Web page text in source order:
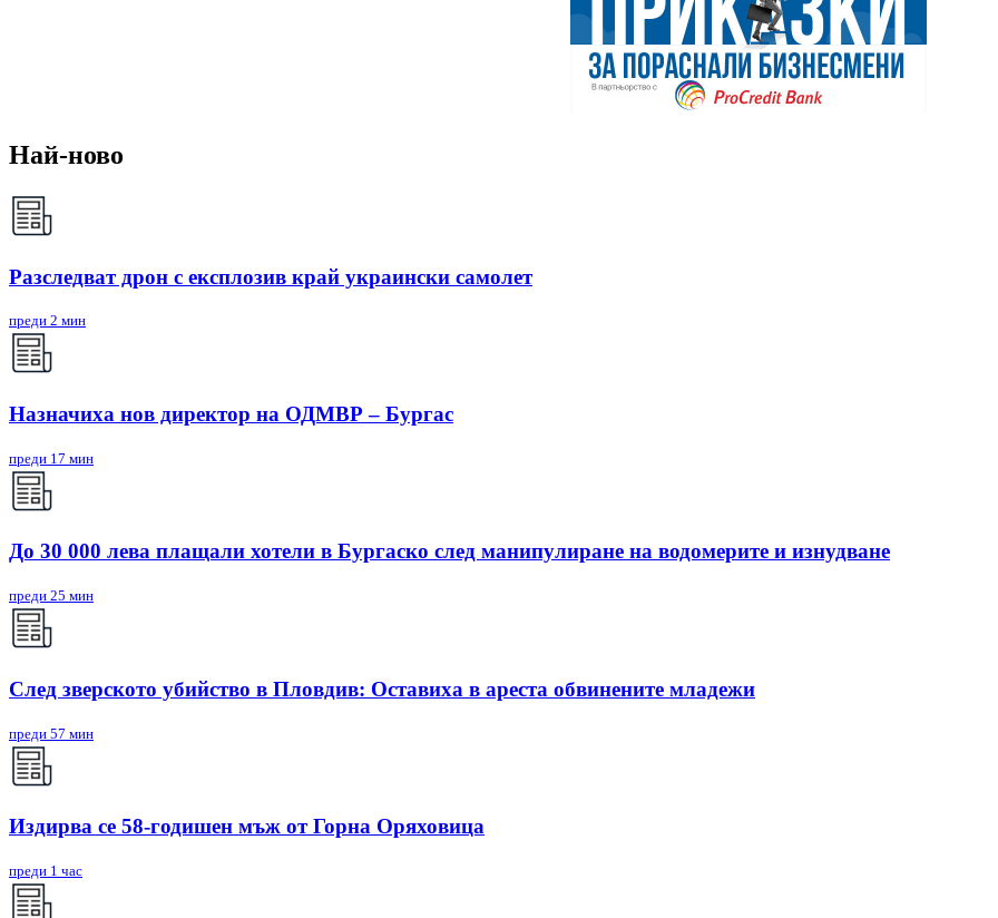
Най-ново
Разследват дрон с експлозив край украински самолет
преди 2 мин
Назначиха нов директор на ОДМВР – Бургас
преди 17 мин
До 30 000 лева плащали хотели в Бургаско след манипулиране на водомерите и изнудване
преди 25 мин
След зверското убийство в Пловдив: Оставиха в ареста обвинените младежи
преди 57 мин
Издирва се 58-годишен мъж от Горна Оряховица
преди 1 час